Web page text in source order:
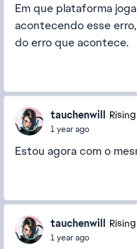
Em que plataforma
acontecendo esse
do erro que acontece.
tauchenwill
1 year ago
Estou agora com o
tauchenwill
1 year ago